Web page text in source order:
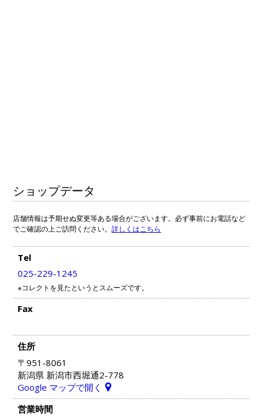
ショップデータ
店舗情報は予期せぬ変更等ある場合がございます。必ず事前にお電話など
でご確認の上ご訪問ください。詳しくはこちら
Tel
025-229-1245
※コレクトを見たというとスムーズです。
Fax
住所
〒951-8061
新潟県 新潟市西堀通2-778
Google マップで開く
営業時間